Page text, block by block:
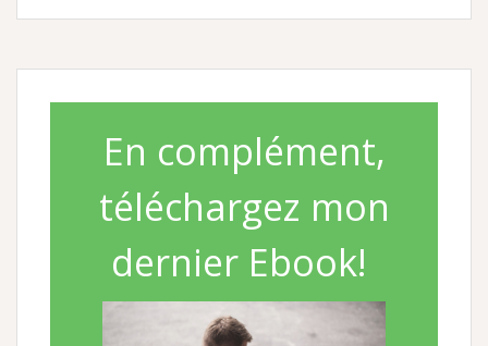
En complément,
téléchargez mon
dernier Ebook!